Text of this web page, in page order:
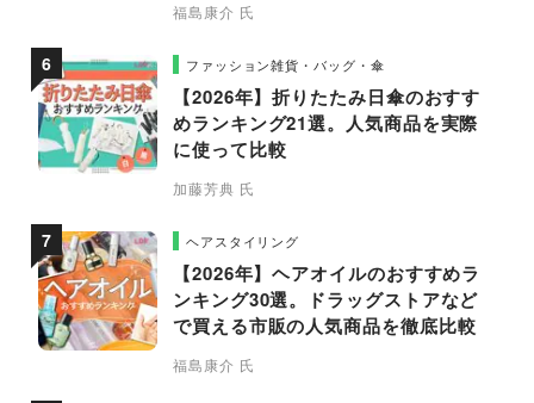
福島康介 氏
ファッション雑貨・バッグ・傘
【2026年】折りたたみ日傘のおすす
めランキング21選。人気商品を実際
に使って比較
加藤芳典 氏
ヘアスタイリング
【2026年】ヘアオイルのおすすめラ
ンキング30選。ドラッグストアなど
で買える市販の人気商品を徹底比較
福島康介 氏